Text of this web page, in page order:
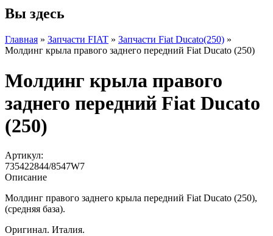
Вы здесь
Главная » Запчасти FIAT » Запчасти Fiat Ducato(250) »
Молдинг крыла правого заднего передний Fiat Ducato (250)
Молдинг крыла правого
заднего передний Fiat Ducato
(250)
Артикул:
735422844/8547W7
Описание
Молдинг правого заднего крыла передний Fiat Ducato (250),
(средняя база).
Оригинал. Италия.